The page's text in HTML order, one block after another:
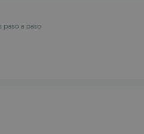
paso a paso